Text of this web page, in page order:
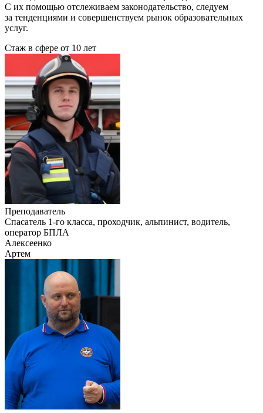
С их помощью отслеживаем законодательство, следуем
за тенденциями и совершенствуем рынок образовательных
услуг.
Стаж в сфере от 10 лет
Преподаватель
Cпасатель 1-го класса, проходчик, альпинист, водитель,
оператор БПЛА
Алексеенко
Артем